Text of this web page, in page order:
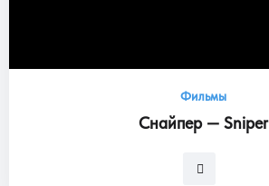
Фильмы
Снайпер — Sniper